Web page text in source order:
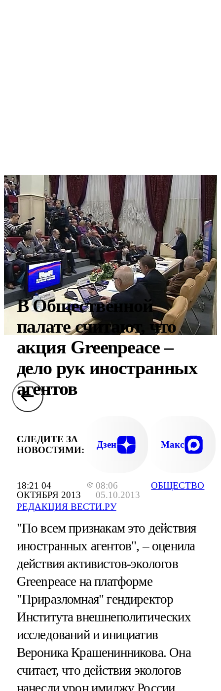
18:21 04
ОКТЯБРЯ 2013
08:06
05.10.2013
РЕДАКЦИЯ ВЕСТИ.РУ
ОБЩЕСТВО
В Общественной
палате считают, что
акция Greenpeace –
дело рук иностранных
агентов
СЛЕДИТЕ ЗА
НОВОСТЯМИ:
Дзен Макс
"По всем признакам это действия
иностранных агентов", – оценила
действия активистов-экологов
Greenpeace на платформе
"Приразломная" гендиректор
Института внешнеполитических
исследований и инициатив
Вероника Крашенинникова. Она
считает, что действия экологов